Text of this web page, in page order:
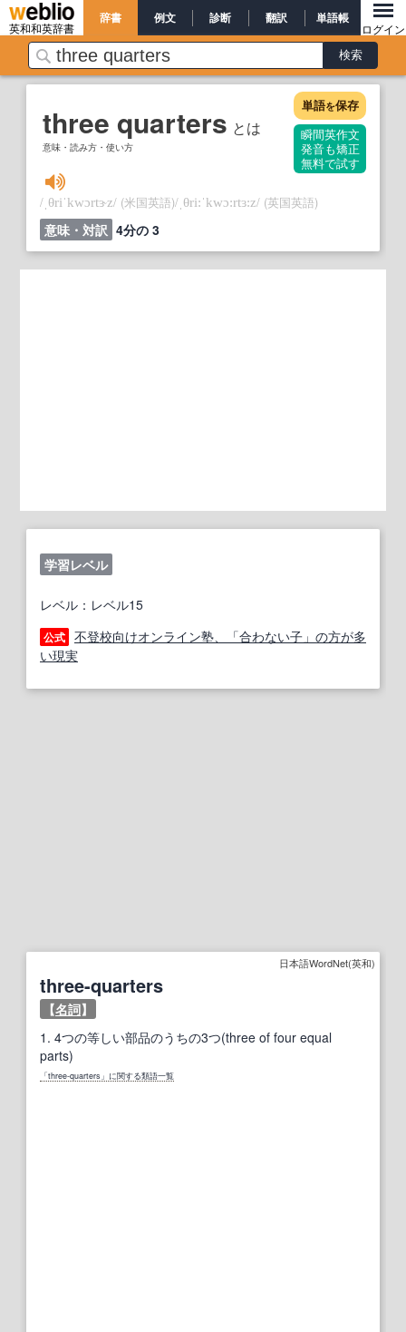
英和和英辞書
辞書 例文 診断 翻訳 単語帳
ログイン
three quarters とは
意味・読み方・使い方
単語を保存
瞬間英作文
発音も矯正
無料で試す
/ ˌθriˈkwɔrtɝz/ (米国英語)/ ˌθri:ˈkwɔ:rtɜ:z/ (英国英語)
意味・対訳 4分の 3
学習レベル
レベル：レベル15
公式 不登校向けオンライン塾、「合わない子」の方が多
い現実
日本語WordNet(英和)
three-quarters
【名詞】
1. 4つの等しい部品のうちの3つ(three of four equal
parts)
「three-quarters」に関する類語一覧